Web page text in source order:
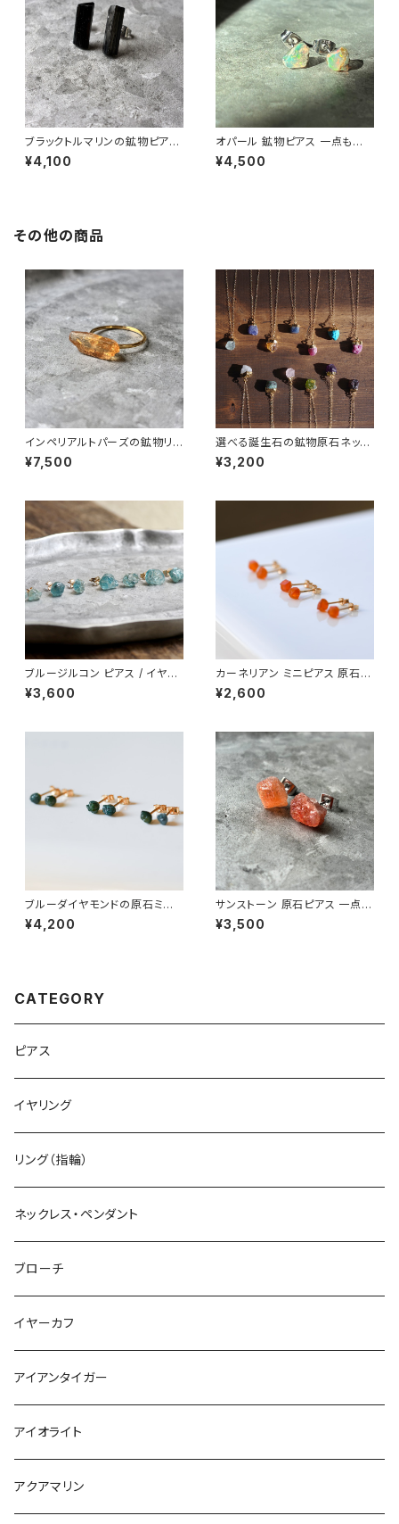
ブラックトルマリンの鉱物ピアス
一点もの 原石 天然石 金属アレ
ルギー対応 ハンドメイド アクセ
¥4,100
オパール 鉱物ピアス 一点もの
原石 天然石 金属アレルギー対
応 ハンドメイド アクセサリー パ
¥4,500
その他の商品
インペリアルトパーズの鉱物リン
グ 一点もの 原石 指輪 フリーサ
イズ 天然石 ハンドメイド アクセ
¥7,500
選べる誕生石の鉱物原石ネック
レス 天然石
¥3,200
ブルージルコン ピアス / イヤリ
ング アレルギー対応 アレルギー
対応 原石 鉱物 パワーストーン
¥3,600
カーネリアン ミニピアス 原石
鉱物 天然石 シンプル 仕事 オフ
ィス 通勤 小さい アクセサリー
¥2,600
ブルーダイヤモンドの原石ミニ
ピアス 天然石 鉱物 ダイアモン
ド (No.2690)
¥4,200
サンストーン 原石ピアス 一点も
の 鉱物 天然石 金属アレルギー
対応 ハンドメイド アクセサリー
¥3,500
CATEGORY
ピアス
イヤリング
リング（指輪）
ネックレス・ペンダント
ブローチ
イヤーカフ
アイアンタイガー
アイオライト
アクアマリン